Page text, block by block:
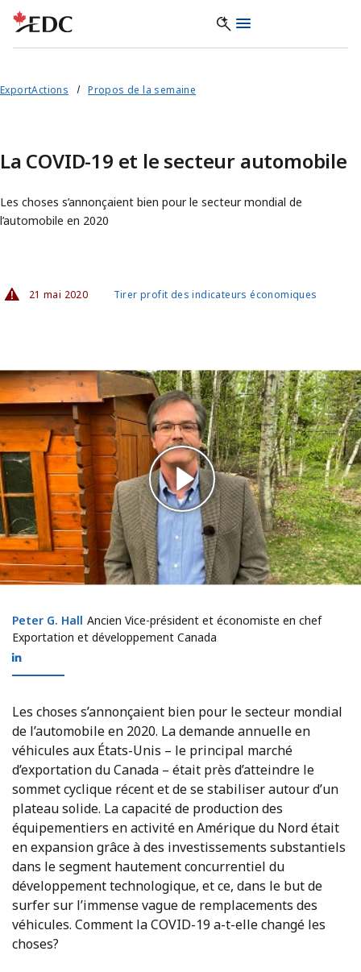
ExportActions Propos de la semaine
La COVID-19 et le secteur automobile
Les choses s’annonçaient bien pour le secteur mondial de
l’automobile en 2020
21 mai 2020 Tirer profit des indicateurs économiques
Peter G. Hall
Peter G. Hall Ancien Vice-président et économiste en chef
Exportation et développement Canada
Les choses s’annonçaient bien pour le secteur mondial
de l’automobile en 2020. La demande annuelle en
véhicules aux États-Unis – le principal marché
d’exportation du Canada – était près d’atteindre le
sommet cyclique récent et de se stabiliser autour d’un
plateau solide. La capacité de production des
équipementiers en activité en Amérique du Nord était
en expansion grâce à des investissements substantiels
dans le segment hautement concurrentiel du
développement technologique, et ce, dans le but de
surfer sur l’immense vague de remplacements des
véhicules. Comment la COVID-19 a-t-elle changé les
choses?